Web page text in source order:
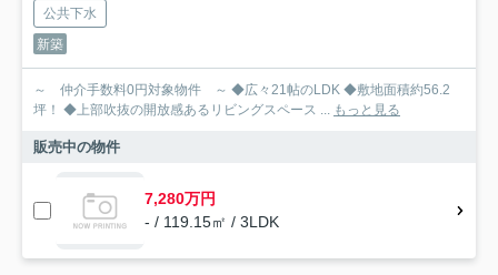
公共下水
新築
～ 仲介手数料0円対象物件 ～ ◆広々21帖のLDK ◆敷地面積約56.2
坪！ ◆上部吹抜の開放感あるリビングスペース ... もっと見る
販売中の物件
7,280万円
- / 119.15㎡ / 3LDK